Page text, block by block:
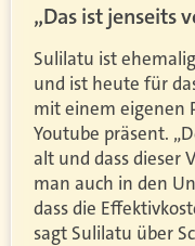
„Das ist jenseits
Sulilatu ist
und ist heute für
mit einem eigenen
Youtube präsent.
alt und dass dieser
man auch in den
dass die
sagt Sulilatu über